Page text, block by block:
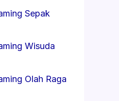
Sepak
Wisuda
Olah Raga